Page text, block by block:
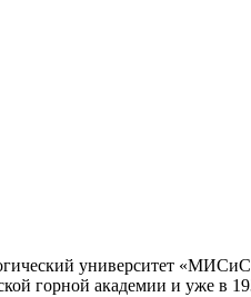
университет
горной академии и уже в